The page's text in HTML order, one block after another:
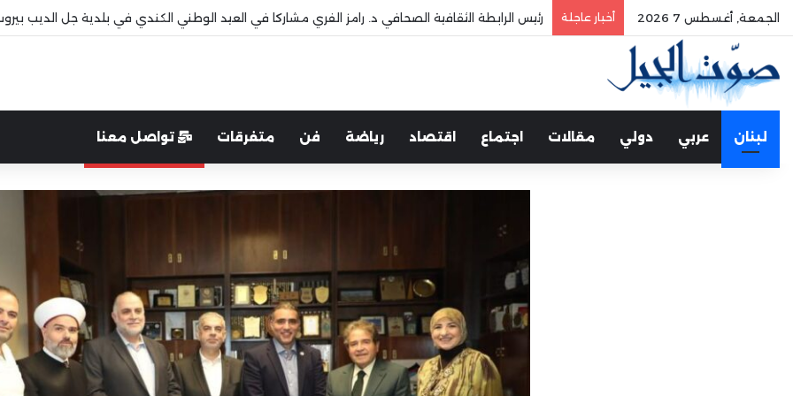
الجمعة, أغسطس 7 2026 أخبار عاجلة الفري يستقبل نقيب موظفي قاديشا
لبنان عربي دولي مقالات اجتماع اقتصاد رياضة فن متفرقات تواصل معنا